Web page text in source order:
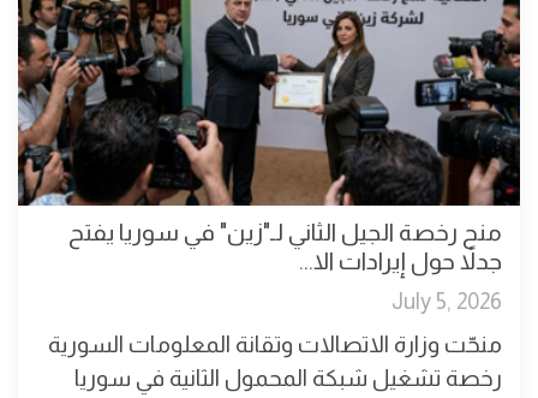
منح رخصة الجيل الثاني لـ"زين" في سوريا يفتح
جدلاً حول إيرادات الا...
July 5, 2026
منحّت وزارة الاتصالات وتقانة المعلومات السورية
رخصة تشغيل شبكة المحمول الثانية في سوريا